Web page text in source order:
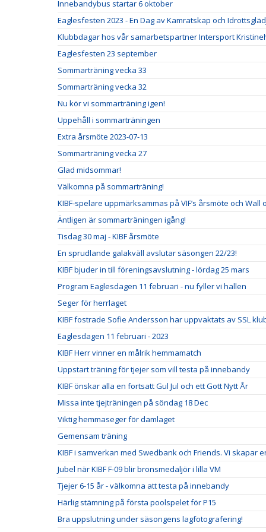
Innebandybus startar 6 oktober
Eaglesfesten 2023 - En Dag av Kamratskap och
Klubbdagar hos vår samarbetspartner Intersport
Eaglesfesten 23 september
Sommarträning vecka 33
Sommarträning vecka 32
Nu kör vi sommarträning igen!
Uppehåll i sommarträningen
Extra årsmöte 2023-07-13
Sommarträning vecka 27
Glad midsommar!
Välkomna på sommarträning!
KIBF-spelare uppmärksammas på VIF’s årsmöte och Wall
Äntligen är sommarträningen igång!
Tisdag 30 maj - KIBF årsmöte
En sprudlande galakväll avslutar säsongen 22/23!
KIBF bjuder in till föreningsavslutning - lördag 25 mars
Program Eaglesdagen 11 februari - nu fyller vi hallen
Seger för herrlaget
KIBF fostrade Sofie Andersson har uppvaktats av SSL
Eaglesdagen 11 februari - 2023
KIBF Herr vinner en målrik hemmamatch
Uppstart träning för tjejer som vill testa på innebandy
KIBF önskar alla en fortsatt Gul Jul och ett Gott Nytt År
Missa inte tjejträningen på söndag 18 Dec
Viktig hemmaseger för damlaget
Gemensam träning
KIBF i samverkan med Swedbank och Friends. Vi skapar
Jubel när KIBF F-09 blir bronsmedaljör i lilla VM
Tjejer 6-15 år - välkomna att testa på innebandy
Härlig stämning på första poolspelet för P15
Bra uppslutning under säsongens lagfotografering!